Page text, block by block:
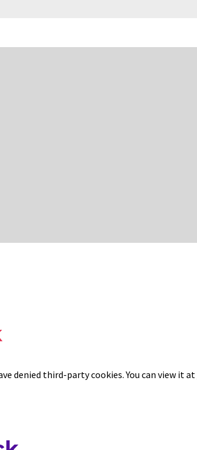
denied third-party cookies. You can view it at